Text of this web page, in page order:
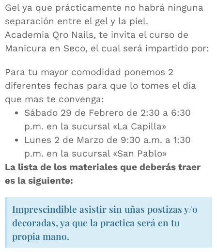
Gel ya que prácticamente no habrá ninguna
separación entre el gel y la piel.
Academia Qro Nails, te invita el curso de
Manicura en Seco, el cual será impartido por:
Para tu mayor comodidad ponemos 2
diferentes fechas para que lo tomes el día
que mas te convenga:
Sábado 29 de Febrero de 2:30 a 6:30
p.m. en la sucursal «La Capilla»
Lunes 2 de Marzo de 9:30 a.m. a 1:30
p.m. en la sucursal «San Pablo»
La lista de los materiales que deberás traer
es la siguiente:
Imprescindible asistir sin uñas postizas y/o
decoradas, ya que la practica será en tu
propia mano.